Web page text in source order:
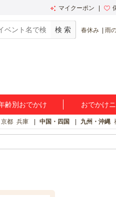
マイクーポン
春休み 雨
齢別おでかけ おでかけ
京都 兵庫 中国・四国 九州・沖縄